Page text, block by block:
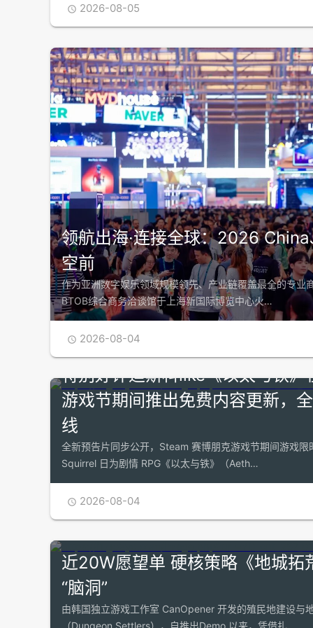
 2026-08-05
领航出海·连接全球：2026
空前
作为亚洲数字娱乐领域规模领先、产业链覆盖最全的专
BTOB综合商务洽谈馆于上海新国际博览中心火…
 2026-08-04
特别好评迪斯科like《以太与铁
游戏节期间推出免费内容更新，
线
全新预告片同步公开，Steam 赛博朋克游戏节期间游戏
Squirrel 日为剧情 RPG《以太与铁》（Aeth…
 2026-08-04
近20W愿望单 硬核策略《地城拓
“脑洞”
由韩国独立游戏工作室 CanOpener 开发的殖民地建设与
（Dungeon Settlers），自推出Demo 以来，凭借扎…